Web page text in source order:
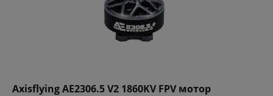
Axisflying AE2306.5 V2 1860KV FPV мотор